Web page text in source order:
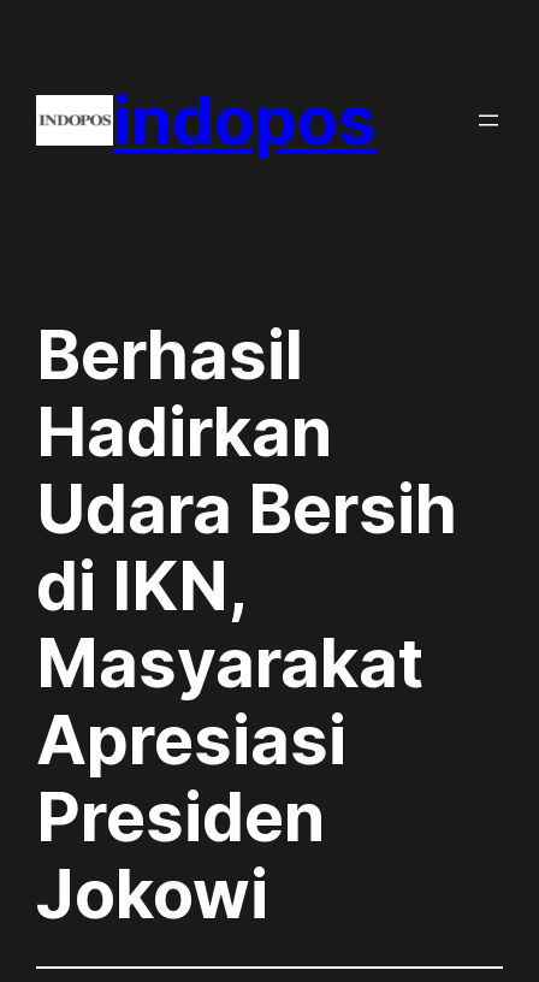
content
indopos
Berhasil
Hadirkan
Udara Bersih
di IKN,
Masyarakat
Apresiasi
Presiden
Jokowi